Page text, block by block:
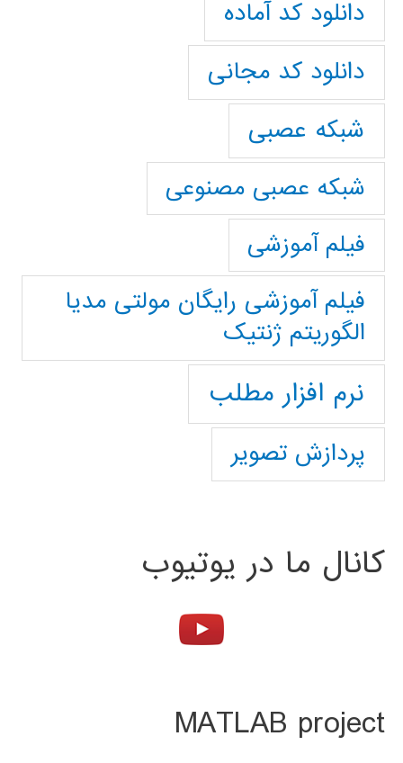
دانلود کد آماده
دانلود کد مجانی
شبکه عصبی
شبکه عصبی مصنوعی
فیلم آموزشی
فیلم آموزشی رایگان مولتی مدیا
الگوریتم ژنتیک
نرم افزار مطلب
پردازش تصویر
کانال ما در یوتیوب
MATLAB project